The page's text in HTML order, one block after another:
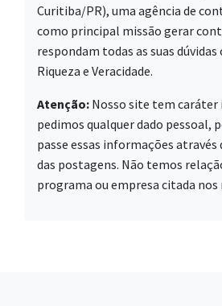
Curitiba/PR), uma agência de
como principal missão gerar
respondam todas as suas dúvidas
Riqueza e Veracidade.
Atenção: Nosso site tem
pedimos qualquer dado pessoal,
passe essas informações
das postagens. Não temos
programa ou empresa citada nos